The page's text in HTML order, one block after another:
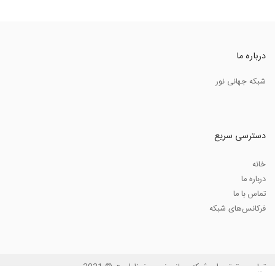
درباره ما
شبکه جهانی نور
دسترسی سریع
خانه
درباره ما
تماس با ما
فرکانس‌های شبکه
تمامی حقوق برای شبکه جهانی نور محفوظ است © 2021